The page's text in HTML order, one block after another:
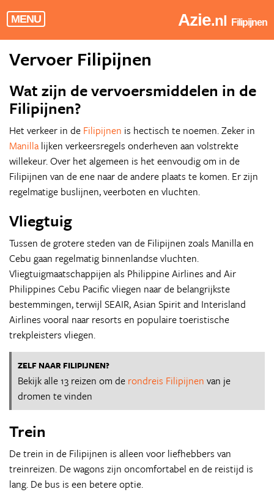
MENU Azie.nl Filipijnen
Vervoer Filipijnen
Wat zijn de vervoersmiddelen in de
Filipijnen?
Het verkeer in de Filipijnen is hectisch te noemen. Zeker in
Manilla lijken verkeersregels onderheven aan volstrekte
willekeur. Over het algemeen is het eenvoudig om in de
Filipijnen van de ene naar de andere plaats te komen. Er zijn
regelmatige buslijnen, veerboten en vluchten.
Vliegtuig
Tussen de grotere steden van de Filipijnen zoals Manilla en
Cebu gaan regelmatig binnenlandse vluchten.
Vliegtuigmaatschappijen als Philippine Airlines and Air
Philippines Cebu Pacific vliegen naar de belangrijkste
bestemmingen, terwijl SEAIR, Asian Spirit and Interisland
Airlines vooral naar resorts en populaire toeristische
trekpleisters vliegen.
ZELF NAAR FILIPIJNEN?
Bekijk alle 13 reizen om de rondreis Filipijnen van je
dromen te vinden
Trein
De trein in de Filipijnen is alleen voor liefhebbers van
treinreizen. De wagons zijn oncomfortabel en de reistijd is
lang. De bus is een betere optie.